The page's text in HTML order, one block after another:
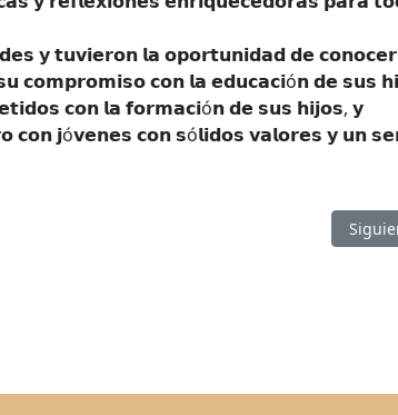
𝘆 𝘁𝘂𝘃𝗶𝗲𝗿𝗼𝗻 𝗹𝗮 𝗼𝗽𝗼𝗿𝘁𝘂𝗻𝗶𝗱𝗮𝗱 𝗱𝗲
𝗰𝗼𝗺𝗽𝗿𝗼𝗺𝗶𝘀𝗼 𝗰𝗼𝗻 𝗹𝗮 𝗲𝗱𝘂𝗰𝗮𝗰𝗶ó𝗻 𝗱𝗲 𝘀𝘂𝘀
𝗰𝗼𝗻 𝗹𝗮 𝗳𝗼𝗿𝗺𝗮𝗰𝗶ó𝗻 𝗱𝗲 𝘀𝘂𝘀 𝗵𝗶𝗷𝗼𝘀, 𝘆
𝗰𝗼𝗻 𝗷ó𝘃𝗲𝗻𝗲𝘀 𝗰𝗼𝗻 𝘀ó𝗹𝗶𝗱𝗼𝘀 𝘃𝗮𝗹𝗼𝗿𝗲𝘀 𝘆 𝘂𝗻